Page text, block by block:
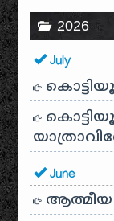
2026
July
June
ആത്മീയ